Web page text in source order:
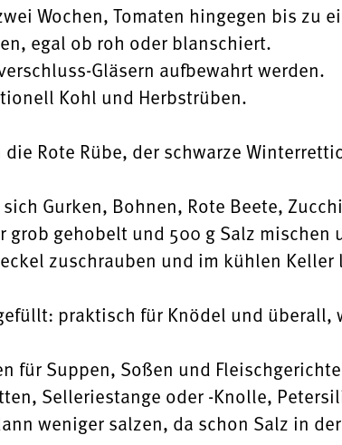
Wochen, Tomaten hingegen bis zu
egal ob roh oder blanschiert.
Gläsern aufbewahrt werden.
Kohl und Herbstrüben.
Rote Rübe, der schwarze
Gurken, Bohnen, Rote Beete,
grob gehobelt und 500 g Salz mischen
zuschrauben und im kühlen Keller
praktisch für Knödel und überall,
für Suppen, Soßen und
Selleriestange oder -Knolle,
weniger salzen, da schon Salz in